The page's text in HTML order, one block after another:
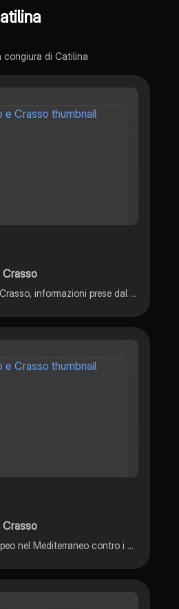
congiura di Catilina
riassunto Pompeo e Crasso, informazioni prese dal libro “Itineraria”
La leadership di Pompeo nel Mediterraneo contro i pirati, Mitridate e la congiura di Catilina nel 67-62 a.C.